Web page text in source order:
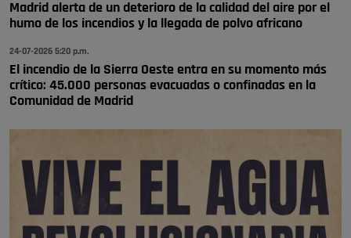
Madrid alerta de un deterioro de la calidad del aire por el
humo de los incendios y la llegada de polvo africano
24-07-2026 5:20 p.m.
El incendio de la Sierra Oeste entra en su momento más
crítico: 45.000 personas evacuadas o confinadas en la
Comunidad de Madrid